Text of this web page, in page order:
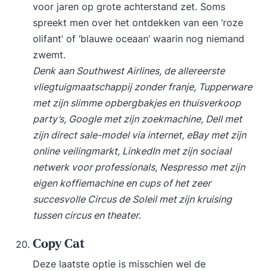
voor jaren op grote achterstand zet. Soms
spreekt men over het ontdekken van een ‘roze
olifant’ of ‘blauwe oceaan’ waarin nog niemand
zwemt.
Denk aan Southwest Airlines, de allereerste
vliegtuigmaatschappij zonder franje, Tupperware
met zijn slimme opbergbakjes en thuisverkoop
party’s, Google met zijn zoekmachine, Dell met
zijn direct sale-model via internet, eBay met zijn
online veilingmarkt, LinkedIn met zijn sociaal
netwerk voor professionals, Nespresso met zijn
eigen koffiemachine en cups of het zeer
succesvolle Circus de Soleil met zijn kruising
tussen circus en theater.
Copy Cat
Deze laatste optie is misschien wel de